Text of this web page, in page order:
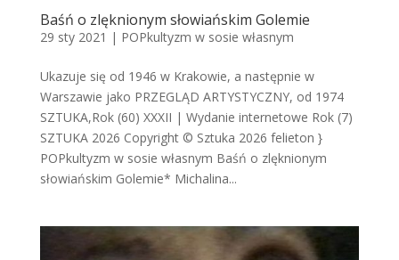
Baśń o zlęknionym słowiańskim Golemie
29 sty 2021 | POPkultyzm w sosie własnym
Ukazuje się od 1946 w Krakowie, a następnie w
Warszawie jako PRZEGLĄD ARTYSTYCZNY, od 1974
SZTUKA,Rok (60) XXXII | Wydanie internetowe Rok (7)
SZTUKA 2026 Copyright © Sztuka 2026 felieton }
POPkultyzm w sosie własnym Baśń o zlęknionym
słowiańskim Golemie* Michalina...